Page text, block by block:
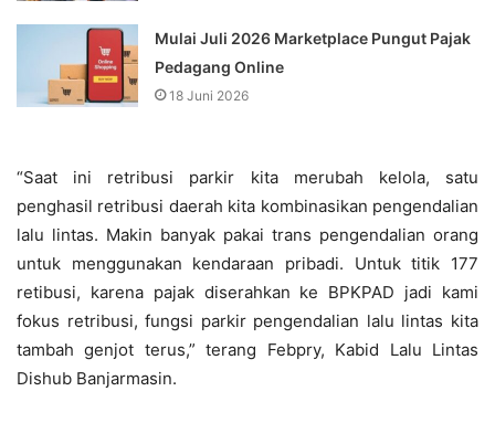
Mulai Juli 2026 Marketplace Pungut Pajak
Pedagang Online
18 Juni 2026
“Saat ini retribusi parkir kita merubah kelola, satu
penghasil retribusi daerah kita kombinasikan pengendalian
lalu lintas. Makin banyak pakai trans pengendalian orang
untuk menggunakan kendaraan pribadi. Untuk titik 177
retibusi, karena pajak diserahkan ke BPKPAD jadi kami
fokus retribusi, fungsi parkir pengendalian lalu lintas kita
tambah genjot terus,” terang Febpry, Kabid Lalu Lintas
Dishub Banjarmasin.